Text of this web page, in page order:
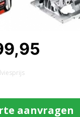
aanvragen